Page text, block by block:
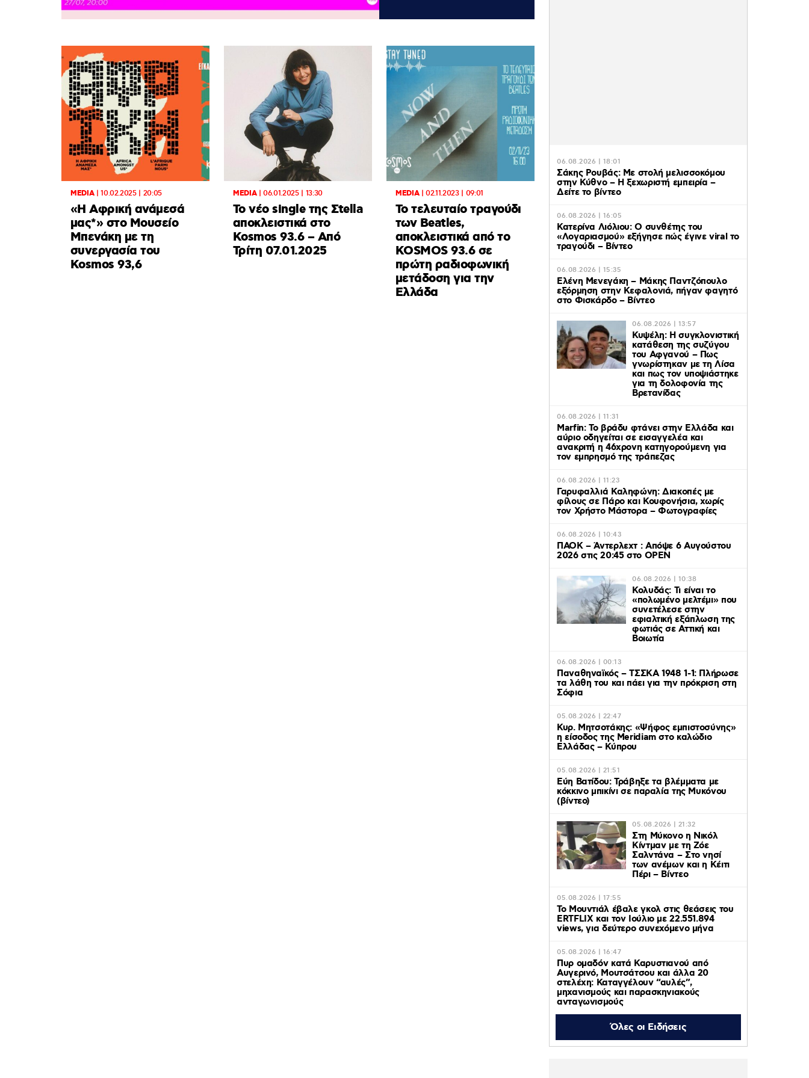
MEDIA|10.02.2025 | 20:05
«Η Αφρική ανάμεσά
μας*» στο Μουσείο
Μπενάκη με τη
συνεργασία του
Kosmos 93,6
MEDIA|06.01.2025 | 13:30
Το νέο single της Σtella
αποκλειστικά στο
Kosmos 93.6 – Από
Τρίτη 07.01.2025
MEDIA|02.11.2023 | 09:01
Το τελευταίο τραγούδι
των Beatles,
αποκλειστικά από το
KOSMOS 93.6 σε
πρώτη ραδιοφωνική
μετάδοση για την
Ελλάδα
06.08.2026 | 18:01
Σάκης Ρουβάς: Με στολή μελισσοκόμου
στην Κύθνο – Η ξεχωριστή εμπειρία –
Δείτε το βίντεο
06.08.2026 | 16:05
Κατερίνα Λιόλιου: Ο συνθέτης του
«Λογαριασμού» εξήγησε πώς έγινε viral το
τραγούδι – Βίντεο
06.08.2026 | 15:35
Ελένη Μενεγάκη – Μάκης Παντζόπουλο
εξόρμηση στην Κεφαλονιά, πήγαν φαγητό
στο Φισκάρδο – Βίντεο
06.08.2026 | 13:57
Κυψέλη: Η συγκλονιστική
κατάθεση της συζύγου
του Αφγανού – Πως
γνωρίστηκαν με τη Λίσα
και πως τον υποψιάστηκε
για τη δολοφονία της
Βρετανίδας
06.08.2026 | 11:31
Marfin: Το βράδυ φτάνει στην Ελλάδα και
αύριο οδηγείται σε εισαγγελέα και
ανακριτή η 46χρονη κατηγορούμενη για
τον εμπρησμό της τράπεζας
06.08.2026 | 11:23
Γαρυφαλλιά Καληφώνη: Διακοπές με
φίλους σε Πάρο και Κουφονήσια, χωρίς
τον Χρήστο Μάστορα – Φωτογραφίες
06.08.2026 | 10:43
ΠΑΟΚ – Άντερλεχτ : Απόψε 6 Αυγούστου
2026 στις 20:45 στο ΟΡΕΝ
06.08.2026 | 10:38
Κολυδάς: Τι είναι το
«πολωμένο μελτέμι» που
συνετέλεσε στην
εφιαλτική εξάπλωση της
φωτιάς σε Αττική και
Βοιωτία
06.08.2026 | 00:13
Παναθηναϊκός – ΤΣΣΚΑ 1948 1-1: Πλήρωσε
τα λάθη του και πάει για την πρόκριση στη
Σόφια
05.08.2026 | 22:47
Κυρ. Μητσοτάκης: «Ψήφος εμπιστοσύνης»
η είσοδος της Meridiam στο καλώδιο
Ελλάδας – Κύπρου
05.08.2026 | 21:51
Εύη Βατίδου: Τράβηξε τα βλέμματα με
κόκκινο μπικίνι σε παραλία της Μυκόνου
(βίντεο)
05.08.2026 | 21:32
Στη Μύκονο η Νικόλ
Κίντμαν με τη Ζόε
Σαλντάνα – Στο νησί
των ανέμων και η Κέιτι
Πέρι – Βίντεο
05.08.2026 | 17:55
Το Μουντιάλ έβαλε γκολ στις θεάσεις του
ERTFLIX και τον Ιούλιο με 22.551.894
views, για δεύτερο συνεχόμενο μήνα
05.08.2026 | 16:47
Πυρ ομαδόν κατά Καρυστιανού από
Αυγερινό, Μουτσάτσου και άλλα 20
στελέχη: Καταγγέλουν “αυλές”,
μηχανισμούς και παρασκηνιακούς
ανταγωνισμούς
05.08.2026 | 16:26
Κυψέλη: Δεν έχω κάνει κακό σε κανέναν –
Τη βρήκα νεκρή δεν την σκότωσα – Ο
Όλες οι Ειδήσεις